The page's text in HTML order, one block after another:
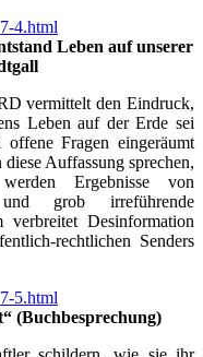
4.html
Leben auf unserer
vermittelt den Eindruck,
Leben auf der Erde sei
offene Fragen eingeräumt
Auffassung sprechen,
Ergebnisse von
grob irreführende
verbreitet Desinformation
rechtlichen Senders
5.html
(Buchbesprechung)